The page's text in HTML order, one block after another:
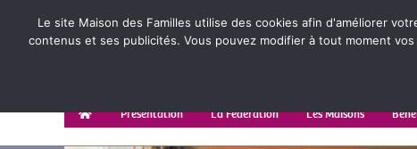
Présentation La Fédération Les Maisons
Le site Maison des Familles utilise des cookies afin d'améliorer
contenus et ses publicités. Vous pouvez modifier à tout moment